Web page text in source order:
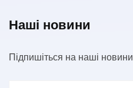
Наші новини
Підпишіться на наші новини